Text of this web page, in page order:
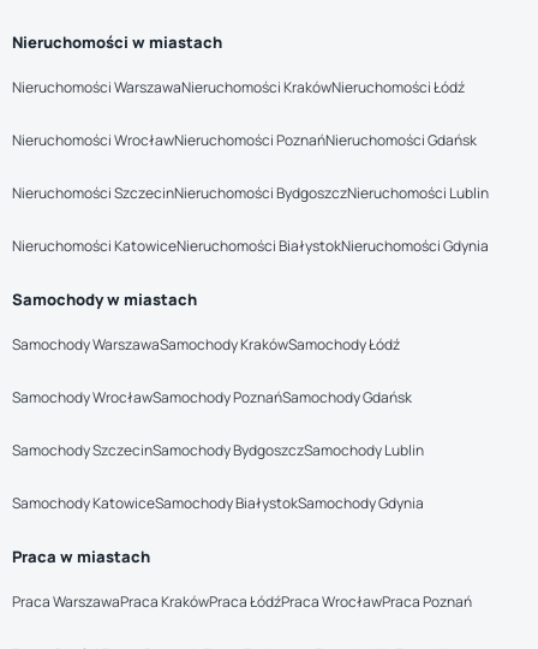
Nieruchomości w miastach
Nieruchomości WarszawaNieruchomości KrakówNieruchomości Łódź
Nieruchomości WrocławNieruchomości PoznańNieruchomości Gdańsk
Nieruchomości SzczecinNieruchomości BydgoszczNieruchomości Lublin
Nieruchomości KatowiceNieruchomości BiałystokNieruchomości Gdynia
Samochody w miastach
Samochody WarszawaSamochody KrakówSamochody Łódź
Samochody WrocławSamochody PoznańSamochody Gdańsk
Samochody SzczecinSamochody BydgoszczSamochody Lublin
Samochody KatowiceSamochody BiałystokSamochody Gdynia
Praca w miastach
Praca WarszawaPraca KrakówPraca ŁódźPraca WrocławPraca Poznań